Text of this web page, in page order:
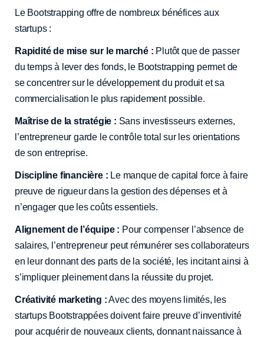
Le Bootstrapping offre de nombreux bénéfices aux
startups :
Rapidité de mise sur le marché : Plutôt que de passer
du temps à lever des fonds, le Bootstrapping permet de
se concentrer sur le développement du produit et sa
commercialisation le plus rapidement possible.
Maîtrise de la stratégie : Sans investisseurs externes,
l’entrepreneur garde le contrôle total sur les orientations
de son entreprise.
Discipline financière : Le manque de capital force à faire
preuve de rigueur dans la gestion des dépenses et à
n’engager que les coûts essentiels.
Alignement de l’équipe : Pour compenser l’absence de
salaires, l’entrepreneur peut rémunérer ses collaborateurs
en leur donnant des parts de la société, les incitant ainsi à
s’impliquer pleinement dans la réussite du projet.
Créativité marketing :Avec des moyens limités, les
startups Bootstrappées doivent faire preuve d’inventivité
pour acquérir de nouveaux clients, donnant naissance à